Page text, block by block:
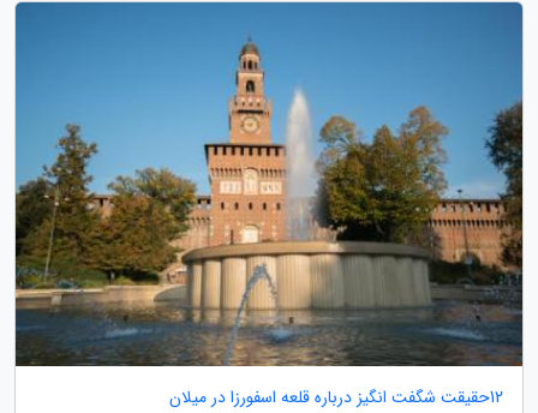
12حقیقت شگفت انگیز درباره قلعه اسفورزا در میلان